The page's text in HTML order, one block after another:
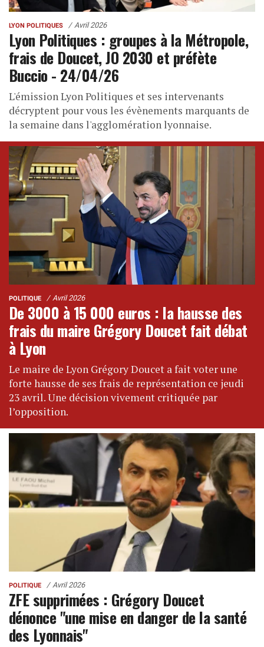
LYON POLITIQUES Avril 2026
Lyon Politiques : groupes à la Métropole,
frais de Doucet, JO 2030 et préfète
Buccio - 24/04/26
L'émission Lyon Politiques et ses intervenants
décryptent pour vous les évènements marquants de
la semaine dans l'agglomération lyonnaise.
POLITIQUE Avril 2026
De 3000 à 15 000 euros : la hausse des
frais du maire Grégory Doucet fait débat
à Lyon
Le maire de Lyon Grégory Doucet a fait voter une
forte hausse de ses frais de représentation ce jeudi
23 avril. Une décision vivement critiquée par
l’opposition.
POLITIQUE Avril 2026
ZFE supprimées : Grégory Doucet
dénonce "une mise en danger de la santé
des Lyonnais"